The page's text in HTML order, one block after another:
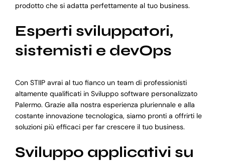
prodotto che si adatta perfettamente al tuo business.
Esperti sviluppatori,
sistemisti e devOps
Con STIIP avrai al tuo fianco un team di professionisti
altamente qualificati in Sviluppo software personalizzato
Palermo. Grazie alla nostra esperienza pluriennale e alla
costante innovazione tecnologica, siamo pronti a offrirti le
soluzioni più efficaci per far crescere il tuo business.
Sviluppo applicativi su